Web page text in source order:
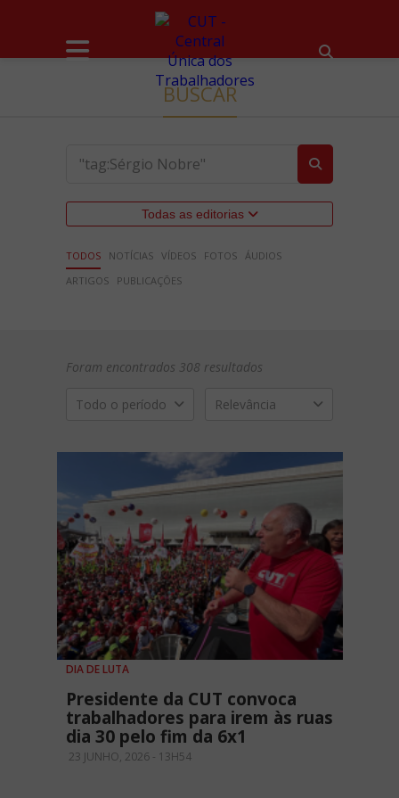
BUSCAR
Todas as editorias
TODOS NOTÍCIAS VÍDEOS FOTOS ÁUDIOS
ARTIGOS
PUBLICAÇÕES
Foram encontrados 308 resultados
Todo o período Relevância
DIA DE LUTA
Presidente da CUT convoca
trabalhadores para irem às ruas
dia 30 pelo fim da 6x1
23 JUNHO, 2026 - 13H54